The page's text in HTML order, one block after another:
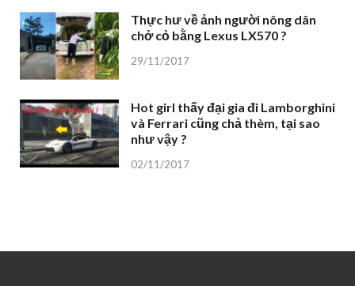
Thực hư về ảnh người nông dân
chở cỏ bằng Lexus LX570 ?
29/11/2017
Hot girl thấy đại gia đi Lamborghini
và Ferrari cũng chả thèm, tại sao
như vậy ?
02/11/2017